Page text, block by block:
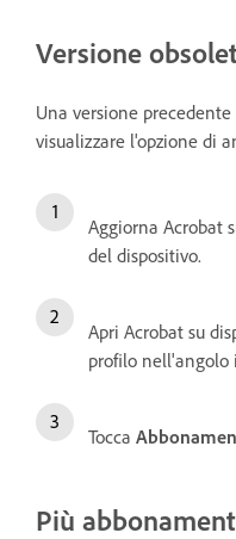
Versione
Una versione
visualizzare l'opzione di
Aggiorna Acrobat
del dispositivo.
Apri Acrobat su
profilo nell'angolo
Tocca
Più